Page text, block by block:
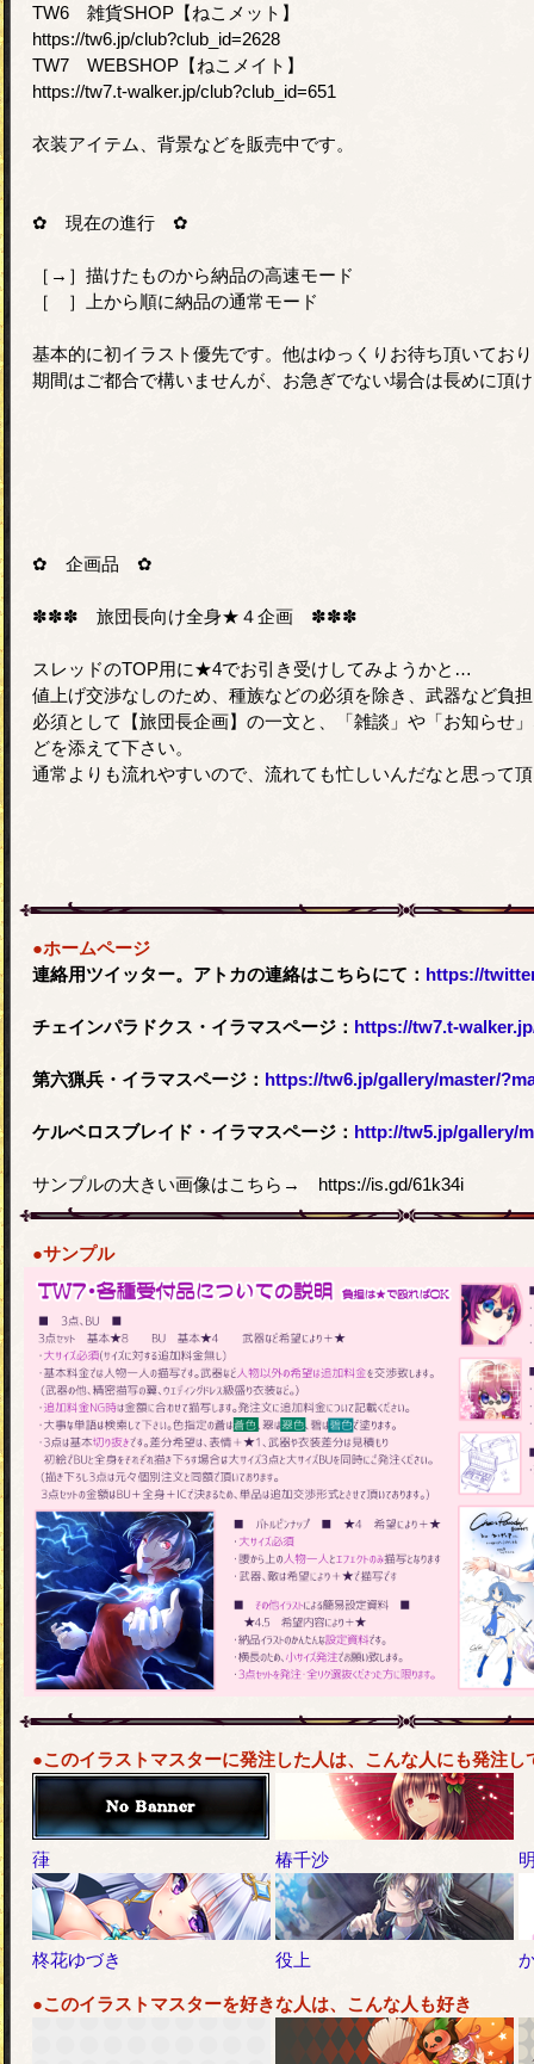
TW6 雑貨SHOP【ねこメット】
https://tw6.jp/club?club_id=2628
TW7 WEBSHOP【ねこメイト】
https://tw7.t-walker.jp/club?club_id=651
衣装アイテム、背景などを販売中です。
✿ 現在の進行 ✿
［→］描けたものから納品の高速モード
［ ］上から順に納品の通常モード
基本的に初イラスト優先です。他はゆっくりお待ち頂いてお
期間はご都合で構いませんが、お急ぎでない場合は長めに頂
✿ 企画品 ✿
✽✽✽ 旅団長向け全身★４企画 ✽✽✽
スレッドのTOP用に★4でお引き受けしてみようかと…
値上げ交渉なしのため、種族などの必須を除き、武器など負
必須として【旅団長企画】の一文と、「雑談」や「お知らせ
どを添えて下さい。
通常よりも流れやすいので、流れても忙しいんだなと思って
●ホームページ
連絡用ツイッター。アトカの連絡はこちらにて： https://
チェインパラドクス・イラマスページ： https://tw7.t-walker.jp/
第六猟兵・イラマスページ： https://tw6.jp/gallery/master/
ケルベロスブレイド・イラマスページ： http://tw5.jp/gallery/
サンプルの大きい画像はこちら→ https://is.gd/61k34i
●サンプル
●このイラストマスターに発注した人は、こんな人にも発注し
葎 椿千沙
柊花ゆづき 役上
●このイラストマスターを好きな人は、こんな人も好き